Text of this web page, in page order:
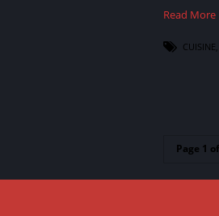
Read
CUISINE,
Page 1